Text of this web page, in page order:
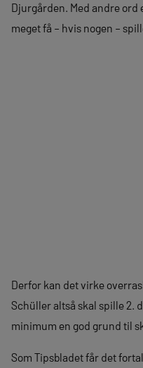
Djurgården. Med andre ord
meget få – hvis nogen –
Derfor kan det virke
Schüller altså skal spille 2.
minimum en god grund til
Som Tipsbladet får det